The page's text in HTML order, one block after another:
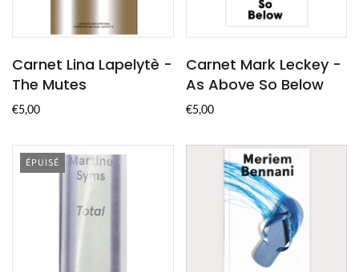
Carnet Lina Lapelytè -
The Mutes
€5,00
Carnet Mark Leckey -
As Above So Below
€5,00
ÉPUISÉ